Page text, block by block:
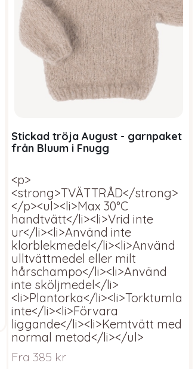
Stickad tröja August - garnpaket
från Bluum i Fnugg
<p>
<strong>TVÄTTRÅD</strong>
</p><ul><li>Max 30°C
handtvätt</li><li>Vrid inte
ur</li><li>Använd inte
klorblekmedel</li><li>Använd
ulltvättmedel eller milt
hårschampo</li><li>Använd
inte sköljmedel</li>
<li>Plantorka</li><li>Torktumla
inte</li><li>Förvara
liggande</li><li>Kemtvätt med
normal metod</li></ul>
Fra 385 kr